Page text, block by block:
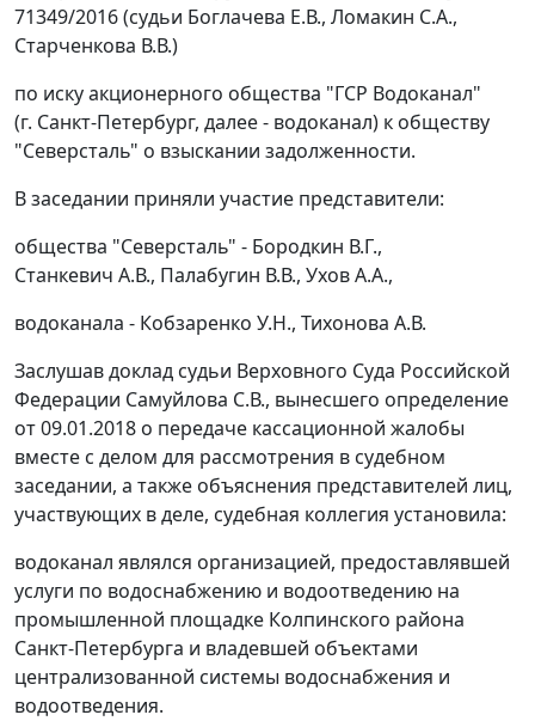
71349/2016 (судьи Боглачева Е.В., Ломакин С.А.,
Старченкова В.В.)
по иску акционерного общества "ГСР Водоканал"
(г. Санкт-Петербург, далее - водоканал) к обществу
"Северсталь" о взыскании задолженности.
В заседании приняли участие представители:
общества "Северсталь" - Бородкин В.Г.,
Станкевич А.В., Палабугин В.В., Ухов А.А.,
водоканала - Кобзаренко У.Н., Тихонова А.В.
Заслушав доклад судьи Верховного Суда Российской
Федерации Самуйлова С.В., вынесшего определение
от 09.01.2018 о передаче кассационной жалобы
вместе с делом для рассмотрения в судебном
заседании, а также объяснения представителей лиц,
участвующих в деле, судебная коллегия установила:
водоканал являлся организацией, предоставлявшей
услуги по водоснабжению и водоотведению на
промышленной площадке Колпинского района
Санкт-Петербурга и владевшей объектами
централизованной системы водоснабжения и
водоотведения.